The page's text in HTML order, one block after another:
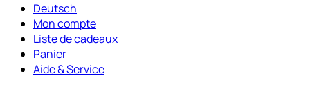
Deutsch
Mon compte
Liste de cadeaux
Panier
Aide & Service